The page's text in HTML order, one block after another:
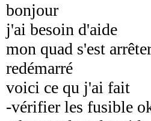
bonjour
j'ai besoin d'aide
mon quad s'est
redémarré
voici ce qu j'ai fait
-vérifier les fusible